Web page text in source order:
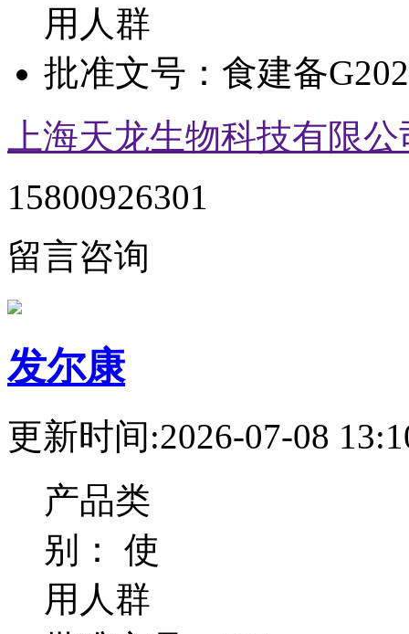
用人群
批准文号： 食建备
上海天龙生物科技有限公
15800926301
留言咨询
发尔康
更新时间:2026-07-08
产品类
别： 使
用人群